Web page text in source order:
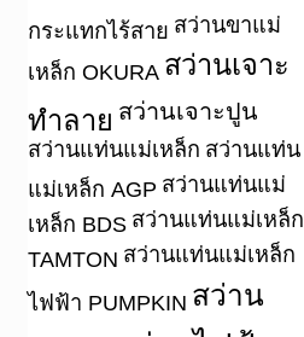
กระแทกไร้สาย สว่านขาแม่
เหล็ก OKURA สว่านเจาะ
ทำลาย สว่านเจาะปูน
สว่านแท่นแม่เหล็ก สว่านแท่น
แม่เหล็ก AGP สว่านแท่นแม่
เหล็ก BDS สว่านแท่นแม่เหล็ก
TAMTON สว่านแท่นแม่เหล็ก
ไฟฟ้า PUMPKIN สว่าน